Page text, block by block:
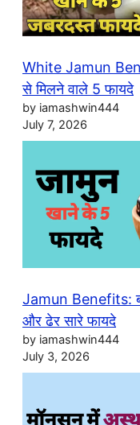
White Jamun
से मिलने वाले 5 फायदे
by iamashwin444
July 7, 2026
Jamun Benefits:
और ढेर सारे फायदे
by iamashwin444
July 3, 2026